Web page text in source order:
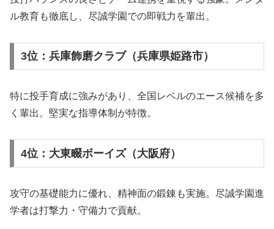
ル教育も徹底し、尽誠学園での即戦力を輩出。
3位：兵庫飾磨クラブ（兵庫県姫路市）
特に投手育成に強みがあり、全国レベルのエース候補を多
く輩出。堅実な指導体制が特徴。
4位：大東畷ボーイズ（大阪府）
攻守の基礎能力に優れ、精神面の鍛錬も実施。尽誠学園進
学者は打撃力・守備力で貢献。